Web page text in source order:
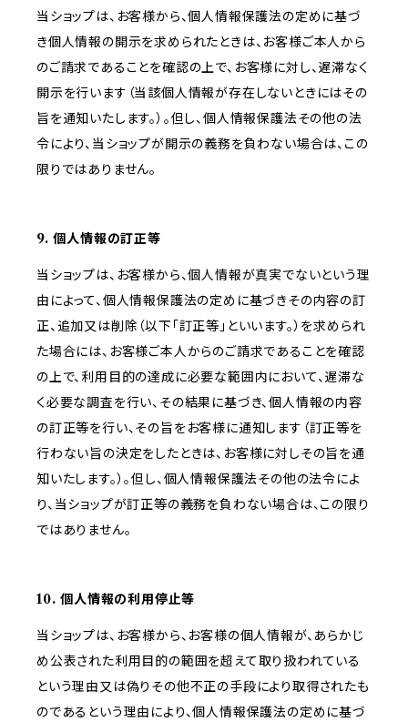
当ショップは、お客様から、個人情報保護法の定めに基づ
き個人情報の開示を求められたときは、お客様ご本人から
のご請求であることを確認の上で、お客様に対し、遅滞なく
開示を行います（当該個人情報が存在しないときにはその
旨を通知いたします。）。但し、個人情報保護法その他の法
令により、当ショップが開示の義務を負わない場合は、この
限りではありません。
9. 個人情報の訂正等
当ショップは、お客様から、個人情報が真実でないという理
由によって、個人情報保護法の定めに基づきその内容の訂
正、追加又は削除（以下「訂正等」といいます。）を求められ
た場合には、お客様ご本人からのご請求であることを確認
の上で、利用目的の達成に必要な範囲内において、遅滞な
く必要な調査を行い、その結果に基づき、個人情報の内容
の訂正等を行い、その旨をお客様に通知します（訂正等を
行わない旨の決定をしたときは、お客様に対しその旨を通
知いたします。）。但し、個人情報保護法その他の法令によ
り、当ショップが訂正等の義務を負わない場合は、この限り
ではありません。
10. 個人情報の利用停止等
当ショップは、お客様から、お客様の個人情報が、あらかじ
め公表された利用目的の範囲を超えて取り扱われている
という理由又は偽りその他不正の手段により取得されたも
のであるという理由により、個人情報保護法の定めに基づ